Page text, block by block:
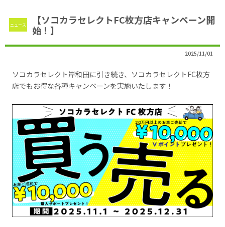
ニュース
【ソコカラセレクトFC枚方店キャンペーン開
始！】
2025/11/01
ソコカラセレクト岸和田に引き続き、ソコカラセレクトFC枚方
店でもお得な各種キャンペーンを実施いたします！